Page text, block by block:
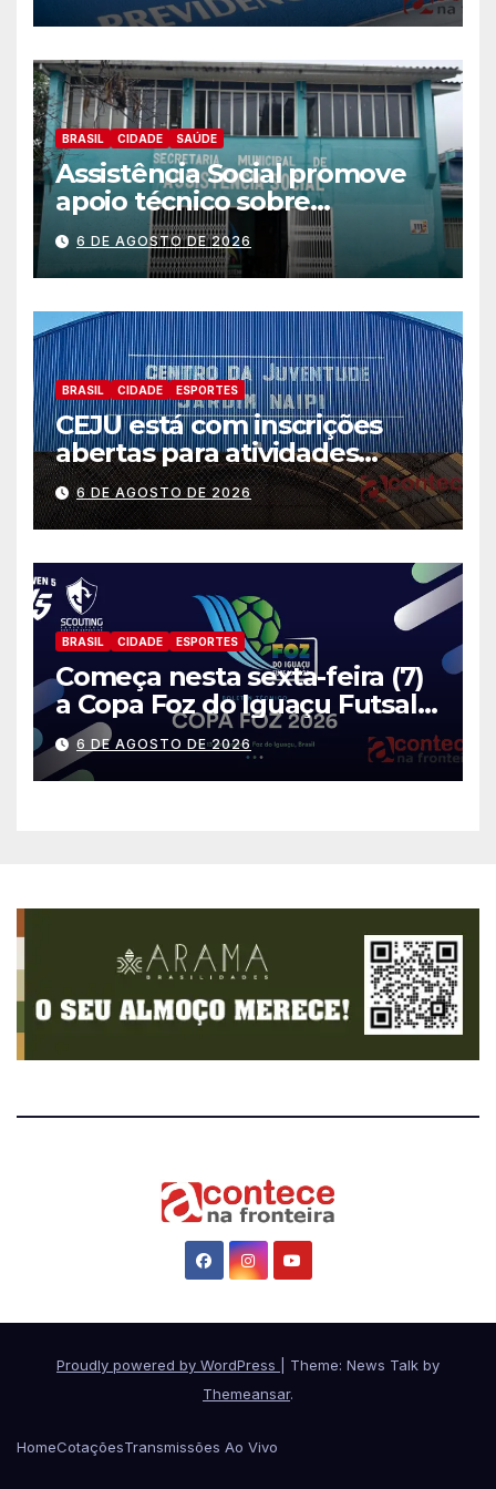
BRASIL CIDADE SAÚDE
Assistência Social promove
apoio técnico sobre
preparação e resposta a
situações de emergência e
calamidade pública
6 DE AGOSTO DE 2026
BRASIL CIDADE ESPORTES
CEJU está com inscrições
abertas para atividades
gratuitas
6 DE AGOSTO DE 2026
BRASIL CIDADE ESPORTES
Começa nesta sexta-feira (7)
a Copa Foz do Iguaçu Futsal
2026 com equipes de quatro
países
6 DE AGOSTO DE 2026
Proudly powered by WordPress
Theme: News Talk by
Themeansar.
HomeCotaçõesTransmissões Ao Vivo